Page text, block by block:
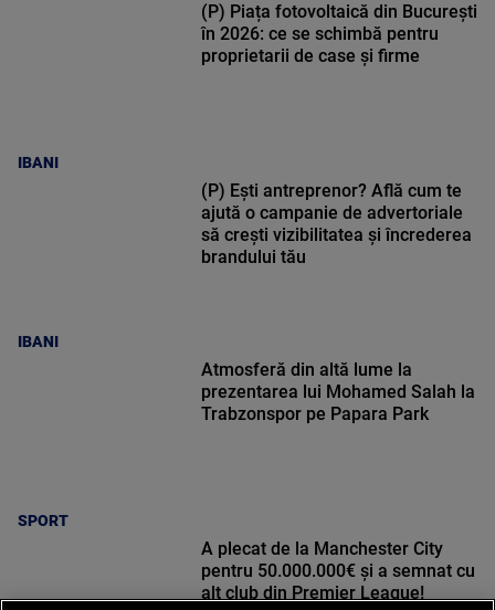
IBANI
(P) Piața fotovoltaică din București
în 2026: ce se schimbă pentru
proprietarii de case și firme
IBANI
(P) Ești antreprenor? Află cum te
ajută o campanie de advertoriale
să crești vizibilitatea și încrederea
brandului tău
SPORT
Atmosferă din altă lume la
prezentarea lui Mohamed Salah la
Trabzonspor pe Papara Park
A plecat de la Manchester City
pentru 50.000.000€ și a semnat cu
alt club din Premier League!